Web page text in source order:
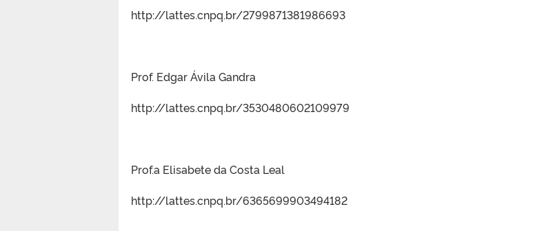
http://lattes.cnpq.br/2799871381986693
Prof. Edgar Ávila Gandra
http://lattes.cnpq.br/3530480602109979
Prof.a Elisabete da Costa Leal
http://lattes.cnpq.br/6365699903494182